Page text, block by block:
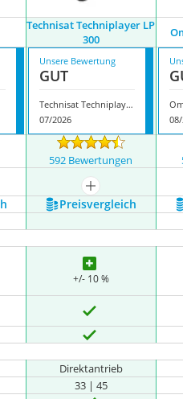
Technisat Techniplayer LP
300
Unsere Bewertung
GUT
Technisat Techniplayer LP 300
07/2026
592 Bewertungen
mehr anzeigen
Preis­vergleich
+/- 10 %
Direktantrieb
33 | 45